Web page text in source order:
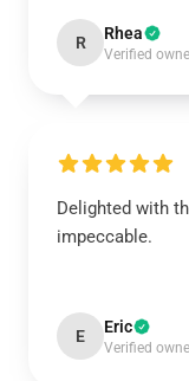
R Rhea
Verified
Delighted with
impeccable.
E Eric
Verified